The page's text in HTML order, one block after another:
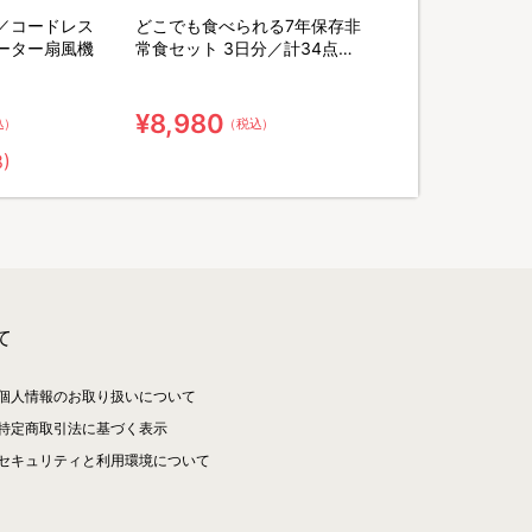
コードレス
ター扇風機
どこでも食べられる7年保存非
常食セット 3日分／計34点セ
¥8,980 （税込）
人情報のお取り扱いについて
定商取引法に基づく表示
キュリティと利用環境について